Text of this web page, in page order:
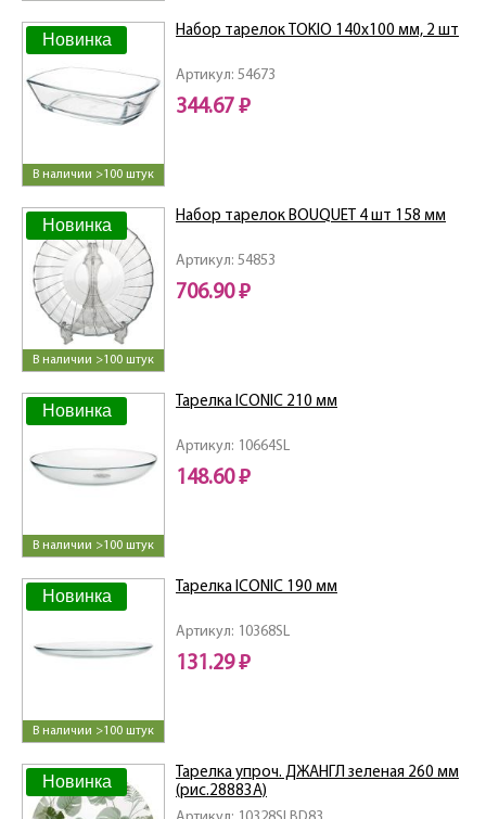
Новинка
В наличии >100 штук
Артикул: 54673
Набор тарелок TOKIO 140x100 мм, 2 шт
344.67 ₽
Новинка
В наличии >100 штук
Артикул: 54853
Набор тарелок BOUQUET 4 шт 158 мм
706.90 ₽
Новинка
В наличии >100 штук
Артикул: 10664SL
Тарелка ICONIC 210 мм
148.60 ₽
Новинка
В наличии >100 штук
Артикул: 10368SL
Тарелка ICONIC 190 мм
131.29 ₽
Новинка
Тарелка упроч. ДЖАНГЛ зеленая 260 мм
(рис.28883А)